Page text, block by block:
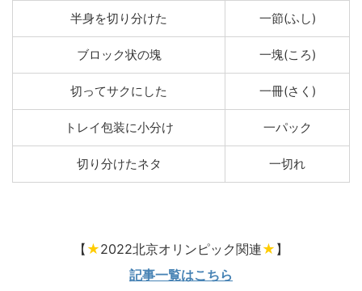
半身を切り分けた 一節(ふし)
ブロック状の塊 一塊(ころ)
切ってサクにした 一冊(さく)
トレイ包装に小分け 一パック
切り分けたネタ 一切れ
【 ★2022北京オリンピック関連★ 】
記事一覧はこちら